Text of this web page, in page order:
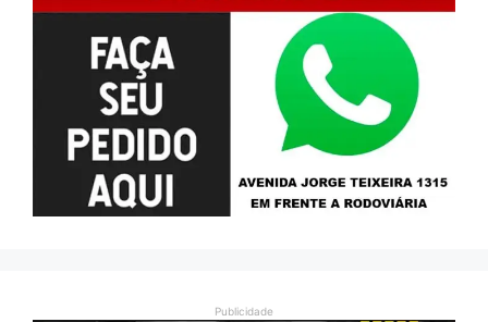
Publicidade